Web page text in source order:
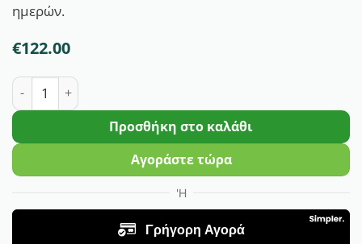
ημερών.
€122.00
Κουνουπίδι Daydream F1 | 2500 Σπόρων ποσότητα
Προσθήκη στο καλάθι
Αγοράστε τώρα